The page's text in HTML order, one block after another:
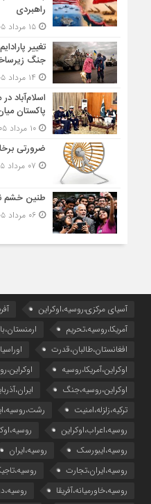
راهبردی
۱۵ مرداد ۱۴۰۵ - ۱۴:۲۰
تغییر
جنگ
اسلام‌آباد
پاکستان
۱۰ مرداد ۱۴۰۵ - ۱۱:۵۴
ضرورتی
طنین خشم
۰۶ مرداد ۱۴۰۵ - ۱۲:۴۲
آسیای مرکزی،روسیه،اوکراین
آمریکا،روسیه،تحریم
افغانستان،طالبان،قدرت
اوکراین،آمریکا،روسیه
اوکراین،روسیه،جنگ
ترکیه،زلزله،امنیت
روسیه،اعراب،اوکراین
روسیه،ایبورسک
روسیه،ایران
روسیه،ایران،تجارت
روسیه،خاورمیانه،آفریقا